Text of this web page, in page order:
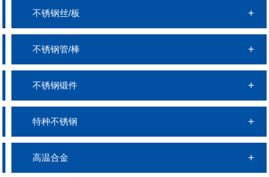
不锈钢丝/板
不锈钢管/棒
不锈钢锻件
特种不锈钢
高温合金